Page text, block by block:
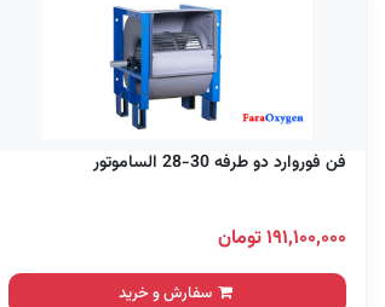
فن فوروارد دو طرفه 30-28 الساموتور
۱۹۱,۱۰۰,۰۰۰ تومان
سفارش و خرید